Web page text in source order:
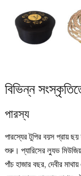
বিভিন্ন
পারস্য
পারস্যের টুপির বয়স প্রায়
শুরু। প্যারিসের ল্যুভ
পাঁচ হাজার বছর, দেবীর